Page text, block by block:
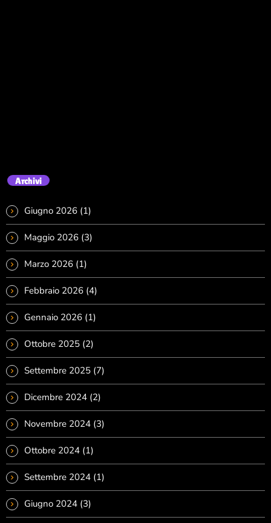
Archivi
Giugno 2026 (1)
Maggio 2026 (3)
Marzo 2026 (1)
Febbraio 2026 (4)
Gennaio 2026 (1)
Ottobre 2025 (2)
Settembre 2025 (7)
Dicembre 2024 (2)
Novembre 2024 (3)
Ottobre 2024 (1)
Settembre 2024 (1)
Giugno 2024 (3)